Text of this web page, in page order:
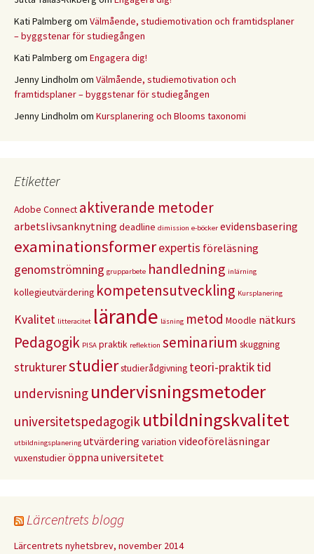
Kati Palmberg om Välmående, studiemotivation och framtidsplaner
– byggstenar för studiegången
Kati Palmberg om Engagera dig!
Jenny Lindholm om Välmående, studiemotivation och
framtidsplaner – byggstenar för studiegången
Jenny Lindholm om Kursplanering och Blooms taxonomi
Etiketter
Adobe Connect aktiverande metoder
arbetslivsanknytning deadline dimission e-böcker evidensbasering
examinationsformerexpertis föreläsning
genomströmning grupparbete handledning inlärning
kollegieutvärdering kompetensutveckling Kursplanering
Kvalitet litteracitet lärande läsning metod Moodle nätkurs
Pedagogik PISA praktik reflektion seminarium skuggning
strukturerstudierstudierådgivning teori-praktiktid
undervisning undervisningsmetoder
universitetspedagogik utbildningskvalitet
utbildningsplanering utvärdering variation videoföreläsningar
vuxenstudieröppna universitetet
Lärcentrets blogg
Lärcentrets nyhetsbrev, november 2014